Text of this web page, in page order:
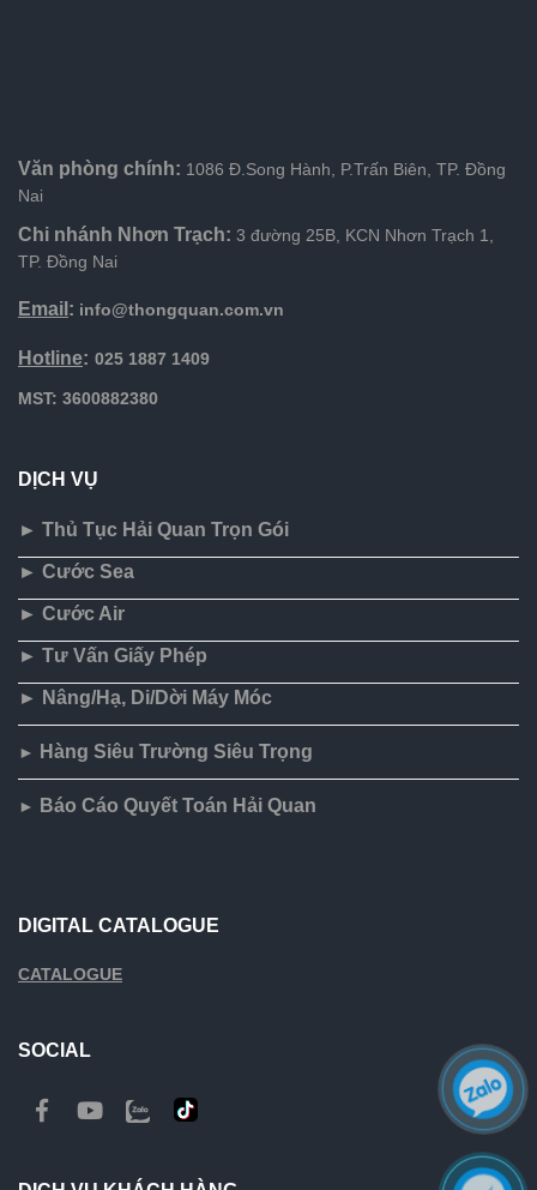
Văn phòng chính: 1086 Đ.Song Hành, P.Trấn Biên, TP. Đồng
Nai
Chi nhánh Nhơn Trạch: 3 đường 25B, KCN Nhơn Trạch 1,
TP. Đồng Nai
Email : info@thongquan.com.vn
Hotline: 025 1887 1409
MST: 3600882380
DỊCH VỤ
► Thủ Tục Hải Quan Trọn Gói
► Cước Sea
► Cước Air
► Tư Vấn Giấy Phép
► Nâng/Hạ, Di/Dời Máy Móc
► Hàng Siêu Trường Siêu Trọng
► Báo Cáo Quyết Toán Hải Quan
DIGITAL CATALOGUE
CATALOGUE
SOCIAL